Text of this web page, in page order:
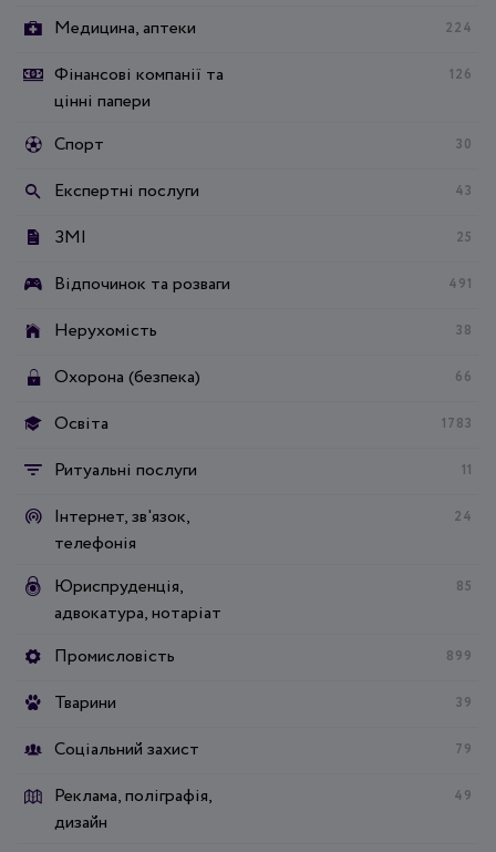
Медицина, аптеки 224
Фінансові компанії та
цінні папери
126
Спорт 30
Експертні послуги 43
ЗМІ 25
Відпочинок та розваги 491
Нерухомість 38
Охорона (безпека) 66
Освіта 1783
Ритуальні послуги 11
Інтернет, зв'язок,
телефонія
24
Юриспруденція,
адвокатура, нотаріат
85
Промисловість 899
Тварини 39
Соціальний захист 79
Реклама, поліграфія,
дизайн
49